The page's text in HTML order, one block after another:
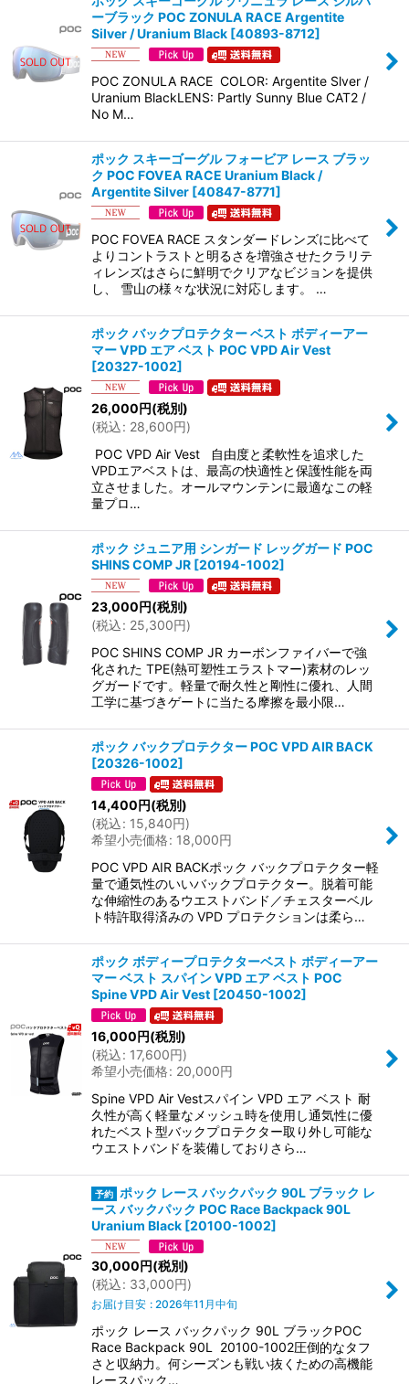
ーブラック POC ZONULA RACE Argentite
Silver / Uranium Black [40893-8712]
POC ZONULA RACE COLOR: Argentite Slver /
Uranium BlackLENS: Partly Sunny Blue CAT2 /
No M…
ポック スキーゴーグル フォービア レース ブラッ
ク POC FOVEA RACE Uranium Black /
Argentite Silver [40847-8771]
POC FOVEA RACE スタンダードレンズに比べて
よりコントラストと明るさを増強させたクラリテ
ィレンズはさらに鮮明でクリアなビジョンを提供
し、 雪山の様々な状況に対応します。 …
ポック バックプロテクター ベスト ボディーアー
マー VPD エア ベスト POC VPD Air Vest
[20327-1002]
26,000円(税別)
(税込: 28,600円)
POC VPD Air Vest 自由度と柔軟性を追求した
VPDエアベストは、最高の快適性と保護性能を両
立させました。オールマウンテンに最適なこの軽
量プロ…
ポック ジュニア用 シンガード レッグガード POC
SHINS COMP JR [20194-1002]
23,000円(税別)
(税込: 25,300円)
POC SHINS COMP JR カーボンファイバーで強
化された TPE(熱可塑性エラストマー)素材のレッ
グガードです。軽量で耐久性と剛性に優れ、人間
工学に基づきゲートに当たる摩擦を最小限…
ポック バックプロテクター POC VPD AIR BACK
[20326-1002]
14,400円(税別)
(税込: 15,840円)
希望小売価格: 18,000円
POC VPD AIR BACKポック バックプロテクター軽
量で通気性のいいバックプロテクター。脱着可能
な伸縮性のあるウエストバンド／チェスターベル
ト特許取得済みの VPD プロテクションは柔ら…
ポック ボディープロテクターベスト ボディーアー
マー ベスト スパイン VPD エア ベスト POC
Spine VPD Air Vest [20450-1002]
16,000円(税別)
(税込: 17,600円)
希望小売価格: 20,000円
Spine VPD Air Vestスパイン VPD エア ベスト 耐
久性が高く軽量なメッシュ時を使用し通気性に優
れたベスト型バックプロテクター取り外し可能な
ウエストバンドを装備しておりさら…
ポック レース バックパック 90L ブラック レ
ース バックパック POC Race Backpack 90L
Uranium Black [20100-1002]
30,000円(税別)
(税込: 33,000円)
お届け目安 : 2026年11月中旬
ポック レース バックパック 90L ブラックPOC
Race Backpack 90L 20100-1002圧倒的なタフ
さと収納力。何シーズンも戦い抜くための高機能
レースパック…